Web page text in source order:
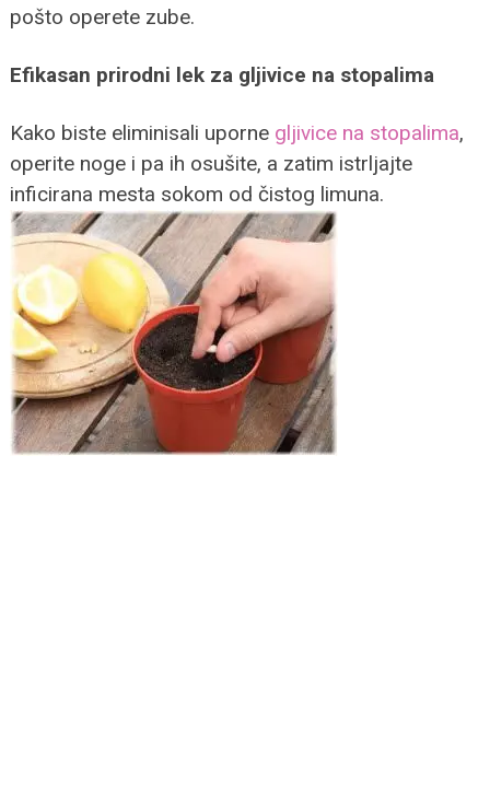
pošto operete zube.
Efikasan prirodni lek za gljivice na stopalima
Kako biste eliminisali uporne gljivice na stopalima,
operite noge i pa ih osušite, a zatim istrljajte
inficirana mesta sokom od čistog limuna.